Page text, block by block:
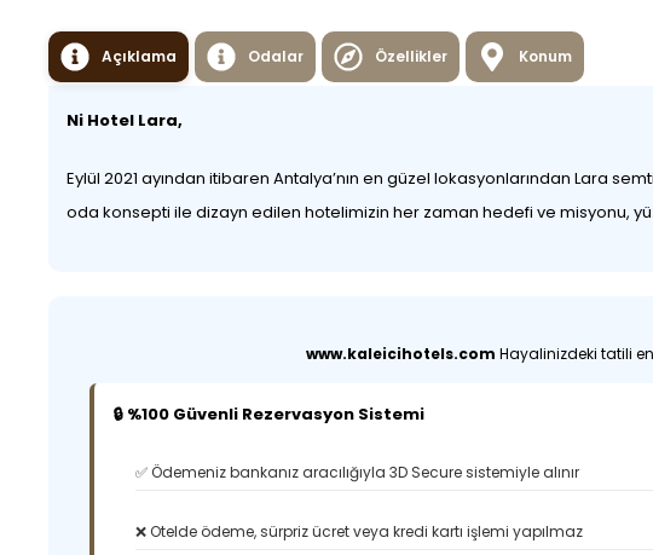
Açıklama Odalar Özellikler Konum
Ni Hotel Lara,
Eylül 2021 ayından itibaren Antalya’nın en güzel lokasyonlarından Lara
oda konsepti ile dizayn edilen hotelimizin her zaman hedefi ve misyonu,
www.kaleicihotels.com Hayalinizdeki tatili
🔒 %100 Güvenli Rezervasyon Sistemi
✅ Ödemeniz bankanız aracılığıyla 3D Secure sistemiyle alınır
❌ Otelde ödeme, sürpriz ücret veya kredi kartı işlemi yapılmaz